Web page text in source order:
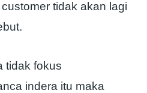
tidak akan lagi
tidak fokus
indera itu maka